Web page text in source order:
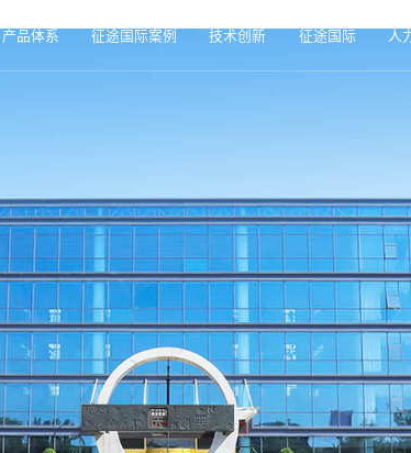
产品体系 征途国际案例 技术创新 征途国际 人